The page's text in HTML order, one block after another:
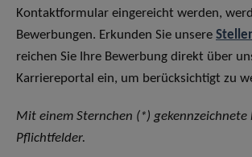
Kontaktformular eingereicht werden,
Bewerbungen. Erkunden Sie unsere
reichen Sie Ihre Bewerbung direkt über
Karriereportal ein, um berücksichtigt zu
Mit einem Sternchen (*) gekennzeichnete
Pflichtfelder.